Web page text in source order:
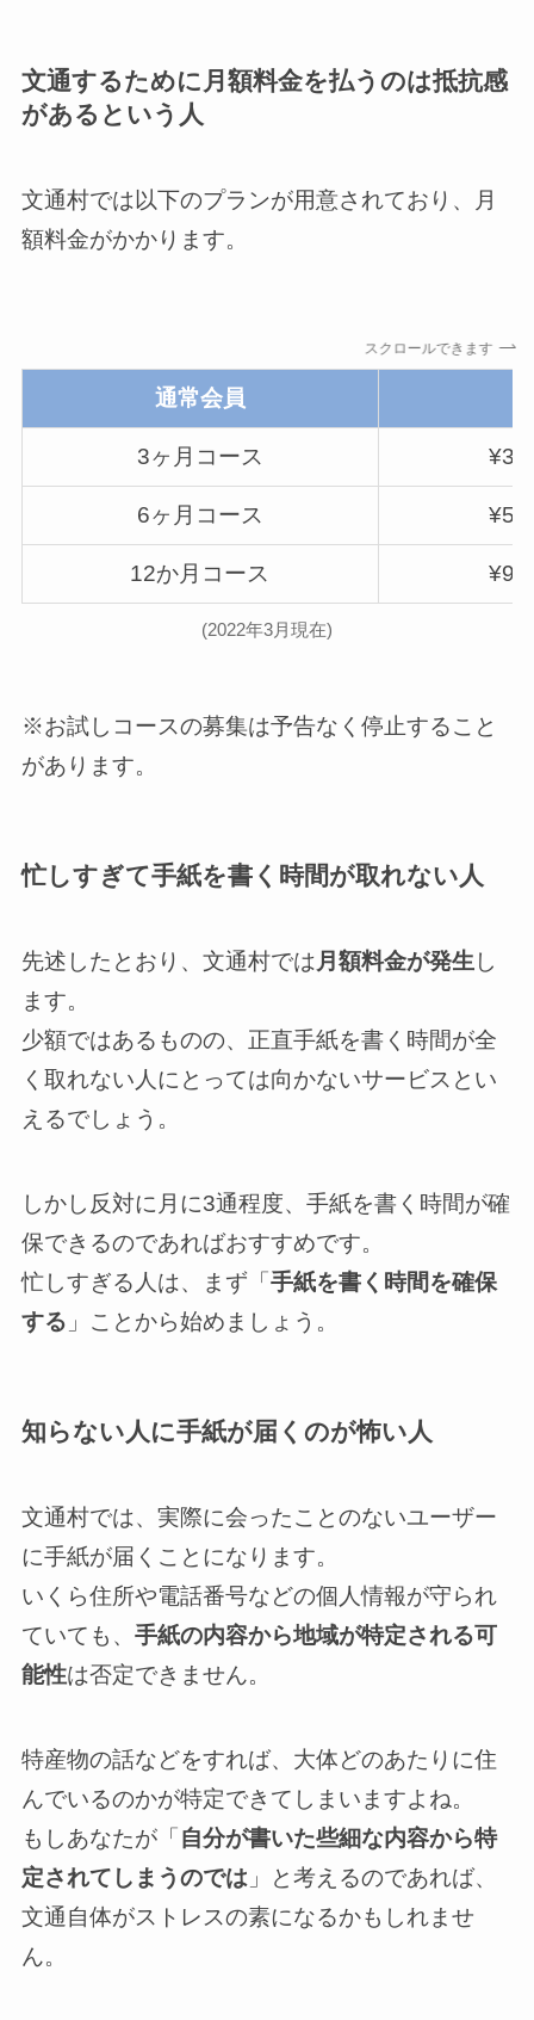
文通するために月額料金を払うのは抵抗感
があるという人
文通村では以下のプランが用意されており、月
額料金がかかります。
スクロールできます
通常会員
3ヶ月コース
6ヶ月コース
12か月コース
(2022年3月現在)
※お試しコースの募集は予告なく停止すること
があります。
忙しすぎて手紙を書く時間が取れない人
先述したとおり、文通村では月額料金が発生し
ます。
少額ではあるものの、正直手紙を書く時間が全
く取れない人にとっては向かないサービスとい
えるでしょう。
しかし反対に月に3通程度、手紙を書く時間が確
保できるのであればおすすめです。
忙しすぎる人は、まず「 手紙を書く時間を確保
する 」ことから始めましょう。
知らない人に手紙が届くのが怖い人
文通村では、実際に会ったことのないユーザー
に手紙が届くことになります。
いくら住所や電話番号などの個人情報が守られ
ていても、 手紙の内容から地域が特定される可
能性は否定できません。
特産物の話などをすれば、大体どのあたりに住
んでいるのかが特定できてしまいますよね。
もしあなたが「 自分が書いた些細な内容から特
定されてしまうのでは 」と考えるのであれば、
文通自体がストレスの素になるかもしれませ
ん。